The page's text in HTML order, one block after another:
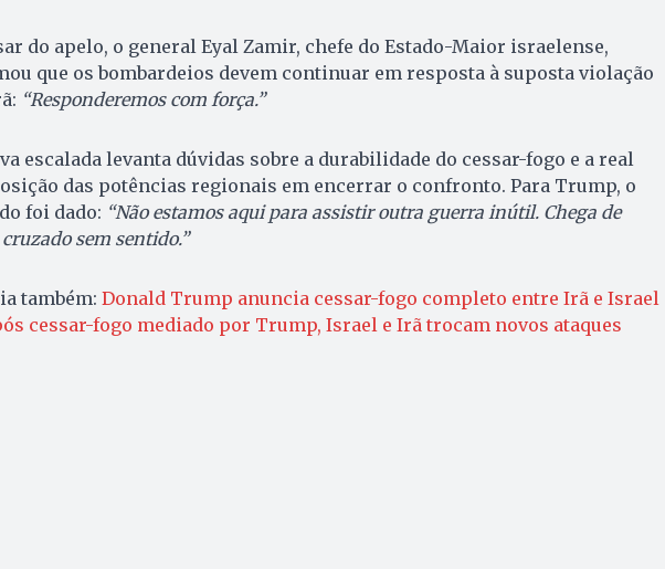
do apelo, o general Eyal Zamir, chefe do Estado-Maior israelense,
que os bombardeios devem continuar em resposta à suposta violação
“Responderemos com força.”
escalada levanta dúvidas sobre a durabilidade do cessar-fogo e a real
das potências regionais em encerrar o confronto. Para Trump, o
foi dado: “Não estamos aqui para assistir outra guerra inútil. Chega de
sem sentido.”
também: Donald Trump anuncia cessar-fogo completo entre Irã e Israel
cessar-fogo mediado por Trump, Israel e Irã trocam novos ataques